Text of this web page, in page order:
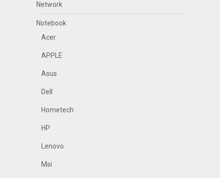
Network
Notebook
Acer
APPLE
Asus
Dell
Hometech
HP
Lenovo
Msi